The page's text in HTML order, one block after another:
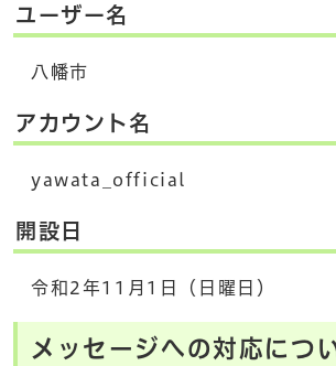
ユーザー名
八幡市
アカウント名
yawata_official
開設日
令和2年11月1日（日曜日）
メッセージへの対応につ